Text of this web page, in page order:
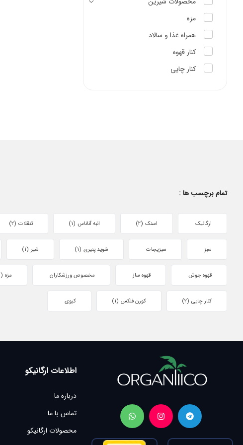
مزه
همراه غذا و سالاد
کنار قهوه
کنار چایی
تمام برچسب ها :
ارگانیک اسنک (2) انبه آناناس (1) تنقلات (2)
سبز سبزیجات شوید پنیری (1) شیر (1)
قهوه جوش قهوه ساز مخصوص ورزشکاران مزه (1)
کنار چایی (2) کورن فلکس (1) کیوی
اطلاعات ارگانیکو
درباره ما
تماس با ما
محصولات ارگانیکو